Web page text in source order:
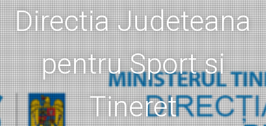
Directia Judeteana
pentru Sport si
Tineret